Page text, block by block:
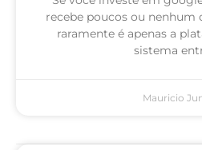
recebe poucos ou nenhum
raramente é apenas a
sistema
Mauricio